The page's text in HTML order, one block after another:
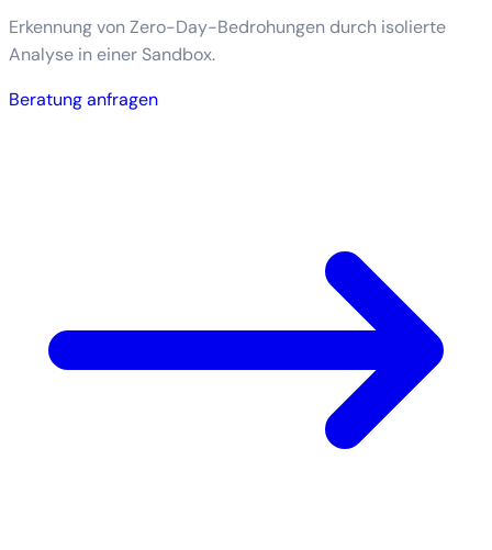
Erkennung von Zero-Day-Bedrohungen durch isolierte
Analyse in einer Sandbox.
Beratung anfragen